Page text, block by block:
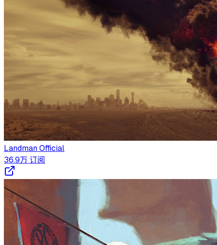
Landman Official
36.9万 订阅